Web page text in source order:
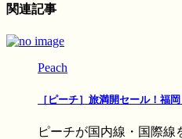
関連記事
Peach
［ピーチ］旅満開セール！福
ピーチが国内線・国際線